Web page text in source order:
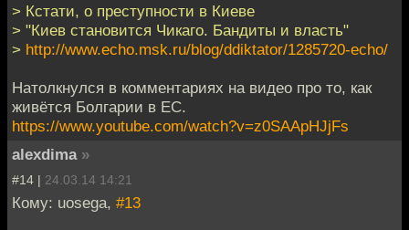
> Кстати, о преступности в Киеве
> "Киев становится Чикаго. Бандиты и власть"
> http://www.echo.msk.ru/blog/ddiktator/1285720-echo/
Натолкнулся в комментариях на видео про то, как
живётся Болгарии в ЕС.
https://www.youtube.com/watch?v=z0SAApHJjFs
alexdima »
#14 | 24.03.14 14:21
Кому: uosega, #13